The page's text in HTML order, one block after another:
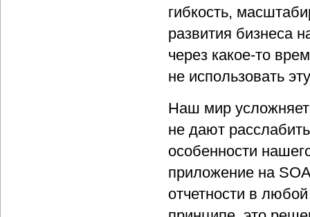
гибкость,
развития бизнеса
через какое-то
не использовать
Наш мир
не дают
особенности
приложение на
отчетности в